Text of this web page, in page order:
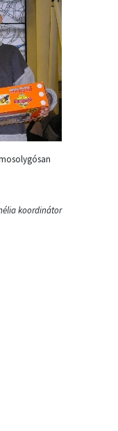
koordinátor